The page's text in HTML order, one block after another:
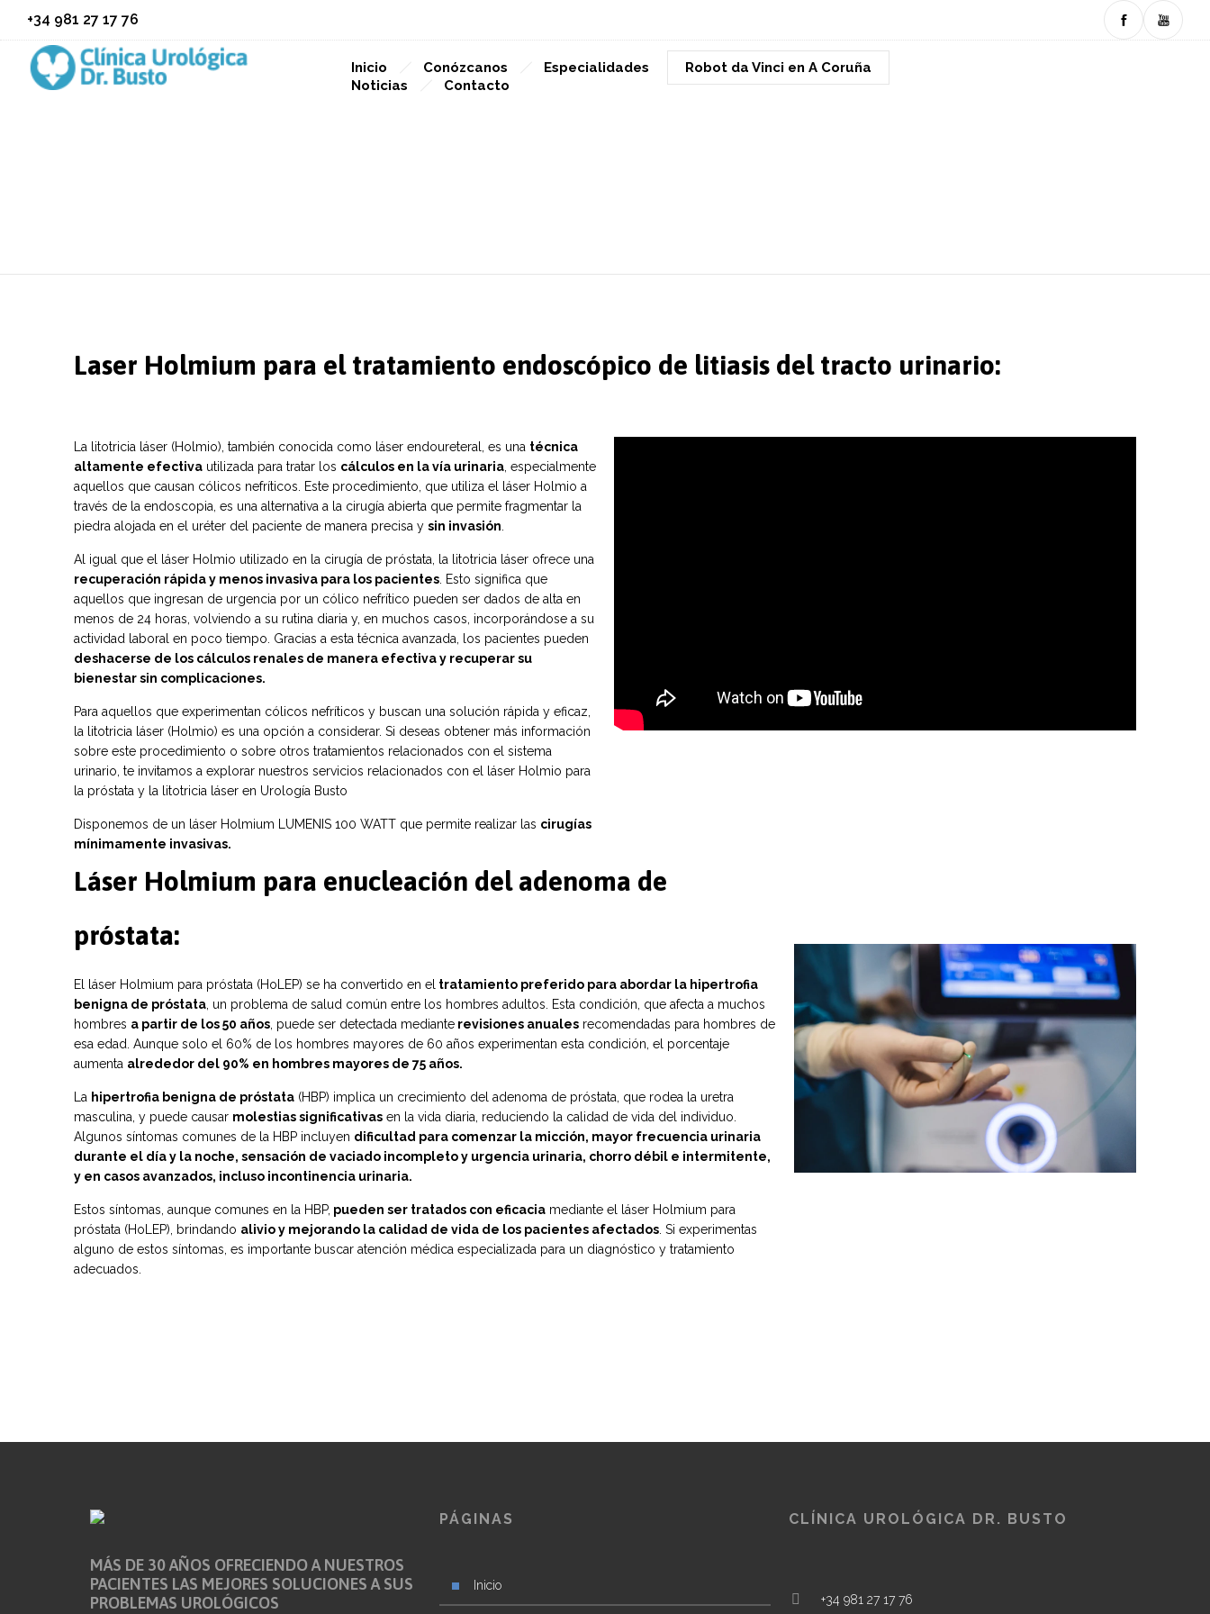
+34 981 27 17 76
Inicio Conózcanos Especialidades
Robot da Vinci en A Coruña
Noticias
Contacto
Laser Holmium para el tratamiento endoscópico de litiasis del tracto urinario:
La litotricia láser (Holmio), también conocida como láser endoureteral, es una técnica
altamente efectiva utilizada para tratar los cálculos en la vía urinaria , especialmente
aquellos que causan cólicos nefríticos. Este procedimiento, que utiliza el láser Holmio a
través de la endoscopia, es una alternativa a la cirugía abierta que permite fragmentar la
piedra alojada en el uréter del paciente de manera precisa y sin invasión
Al igual que el láser Holmio utilizado en la cirugía de próstata, la litotricia láser ofrece una
recuperación rápida y menos invasiva para los pacientes . Esto significa que
aquellos que ingresan de urgencia por un cólico nefrítico pueden ser dados de alta en
menos de 24 horas, volviendo a su rutina diaria y, en muchos casos, incorporándose a su
actividad laboral en poco tiempo. Gracias a esta técnica avanzada, los pacientes pueden
deshacerse de los cálculos renales de manera efectiva y recuperar su
bienestar sin complicaciones.
Para aquellos que experimentan cólicos nefríticos y buscan una solución rápida y eficaz,
la litotricia láser (Holmio) es una opción a considerar. Si deseas obtener más información
sobre este procedimiento o sobre otros tratamientos relacionados con el sistema
urinario, te invitamos a explorar nuestros servicios relacionados con el láser Holmio para
la próstata y la litotricia láser en Urología Busto
Disponemos de un láser Holmium LUMENIS 100 WATT que permite realizar las cirugías
mínimamente invasivas.
Láser Holmium para enucleación del adenoma de
próstata:
El láser Holmium para próstata (HoLEP) se ha convertido en el tratamiento preferido para abordar la hipertrofia
benigna de próstata , un problema de salud común entre los hombres adultos. Esta condición, que afecta a muchos
hombres a partir de los 50 años , puede ser detectada mediante revisiones anuales recomendadas para hombres de
esa edad. Aunque solo el 60% de los hombres mayores de 60 años experimentan esta condición, el porcentaje
aumenta alrededor del 90% en hombres mayores de 75 años.
La hipertrofia benigna de próstata (HBP) implica un crecimiento del adenoma de próstata, que rodea la uretra
masculina, y puede causar molestias significativas en la vida diaria, reduciendo la calidad de vida del individuo.
Algunos síntomas comunes de la HBP incluyen dificultad para comenzar la micción, mayor frecuencia urinaria
durante el día y la noche, sensación de vaciado incompleto y urgencia urinaria, chorro débil e intermitente,
y en casos avanzados, incluso incontinencia urinaria.
Estos síntomas, aunque comunes en la HBP, pueden ser tratados con eficacia mediante el láser Holmium para
próstata (HoLEP), brindando alivio y mejorando la calidad de vida de los pacientes afectados . Si experimentas
alguno de estos síntomas, es importante buscar atención médica especializada para un diagnóstico y tratamiento
adecuados.
MÁS DE 30 AÑOS OFRECIENDO A NUESTROS
PACIENTES LAS MEJORES SOLUCIONES A SUS
PROBLEMAS UROLÓGICOS
PÁGINAS
Inicio
CLÍNICA UROLÓGICA DR. BUSTO
+34 981 27 17 76